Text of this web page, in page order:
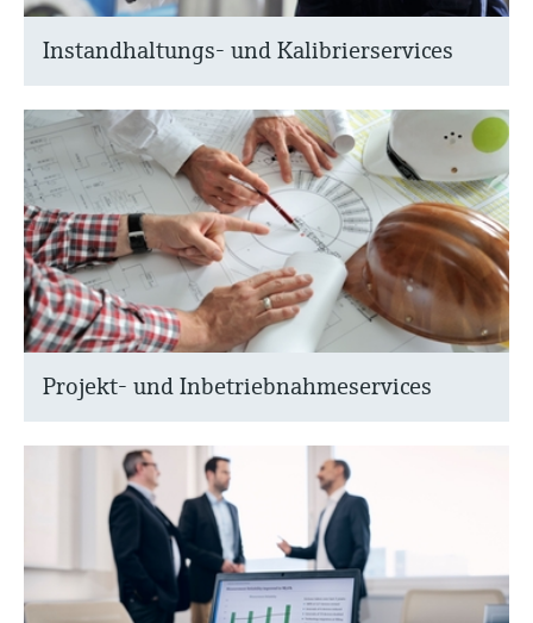
Instandhaltungs- und Kalibrierservices
Projekt- und Inbetriebnahmeservices